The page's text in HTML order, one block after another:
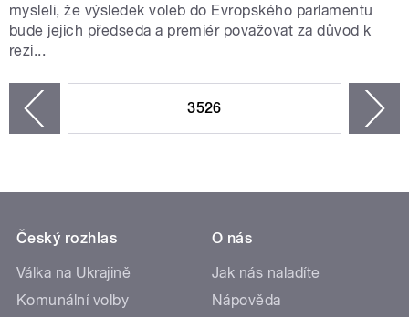
mysleli, že výsledek voleb do Evropského parlamentu
bude jejich předseda a premiér považovat za důvod k
rezi...
3526
Český rozhlas
Válka na Ukrajině
Komunální volby
O nás
Jak nás naladíte
Nápověda